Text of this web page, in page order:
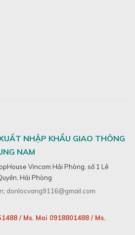
NHẬP KHẨU GIAO THÔNG
NAM
Vincom Hải Phòng, số 1 Lê
Hải Phòng
; donlocvang9116@gmail.com
/ Ms. Mai 0918801488 / Ms.